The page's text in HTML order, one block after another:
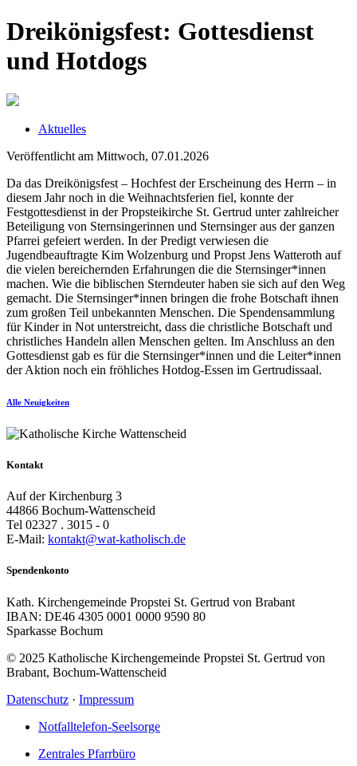
Dreikönigsfest: Gottesdienst
und Hotdogs
Aktuelles
Veröffentlicht am Mittwoch, 07.01.2026
Da das Dreikönigsfest – Hochfest der Erscheinung des Herrn – in
diesem Jahr noch in die Weihnachtsferien fiel, konnte der
Festgottesdienst in der Propsteikirche St. Gertrud unter zahlreicher
Beteiligung von Sternsingerinnen und Sternsinger aus der ganzen
Pfarrei gefeiert werden. In der Predigt verwiesen die
Jugendbeauftragte Kim Wolzenburg und Propst Jens Watteroth auf
die vielen bereichernden Erfahrungen die die Sternsinger*innen
machen. Wie die biblischen Sterndeuter haben sie sich auf den Weg
gemacht. Die Sternsinger*innen bringen die frohe Botschaft ihnen
zum großen Teil unbekannten Menschen. Die Spendensammlung
für Kinder in Not unterstreicht, dass die christliche Botschaft und
christliches Handeln allen Menschen gelten. Im Anschluss an den
Gottesdienst gab es für die Sternsinger*innen und die Leiter*innen
der Aktion noch ein fröhliches Hotdog-Essen im Gertrudissaal.
Alle Neuigkeiten
Kontakt
Auf der Kirchenburg 3
44866 Bochum-Wattenscheid
Tel 02327 . 3015 - 0
E-Mail: kontakt@wat-katholisch.de
Spendenkonto
Kath. Kirchengemeinde Propstei St. Gertrud von Brabant
IBAN: DE46 4305 0001 0000 9590 80
Sparkasse Bochum
© 2025 Katholische Kirchengemeinde Propstei St. Gertrud von
Brabant, Bochum-Wattenscheid
Datenschutz · Impressum
Notfalltelefon-Seelsorge
Zentrales Pfarrbüro